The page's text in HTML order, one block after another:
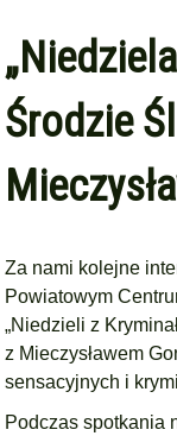
Środzie
Za nami kolejne
Powiatowym
„Niedzieli z
z Mieczysławem
sensacyjnych i
Podczas spotkania